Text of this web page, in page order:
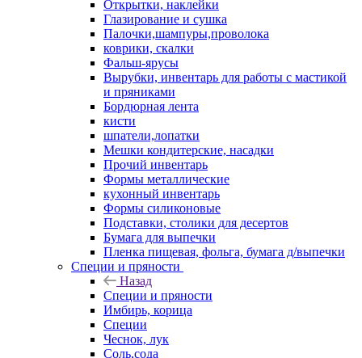
Открытки, наклейки
Глазирование и сушка
Палочки,шампуры,проволока
коврики, скалки
Фальш-ярусы
Вырубки, инвентарь для работы с мастикой
и пряниками
Бордюрная лента
кисти
шпатели,лопатки
Мешки кондитерские, насадки
Прочий инвентарь
Формы металлические
кухонный инвентарь
Формы силиконовые
Подставки, столики для десертов
Бумага для выпечки
Пленка пищевая, фольга, бумага д/выпечки
Специи и пряности
Назад
Специи и пряности
Имбирь, корица
Специи
Чеснок, лук
Соль,сода